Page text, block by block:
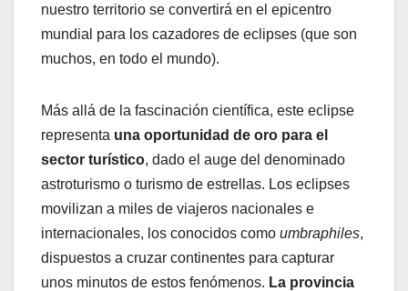
nuestro territorio se convertirá en el epicentro
mundial para los cazadores de eclipses (que son
muchos, en todo el mundo).
Más allá de la fascinación científica, este eclipse
representa una oportunidad de oro para el
sector turístico, dado el auge del denominado
astroturismo o turismo de estrellas. Los eclipses
movilizan a miles de viajeros nacionales e
internacionales, los conocidos como umbraphiles,
dispuestos a cruzar continentes para capturar
unos minutos de estos fenómenos. La provincia